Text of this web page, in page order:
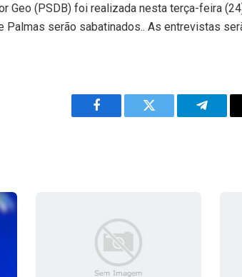
Geo (PSDB) foi realizada nesta terça-feira
Palmas serão sabatinados.. As entrevistas
Facebook Twitter